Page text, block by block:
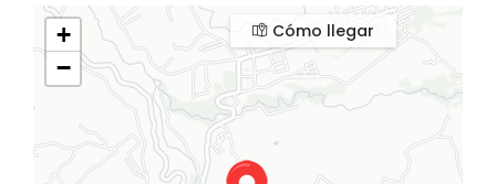
+
−
Cómo llegar